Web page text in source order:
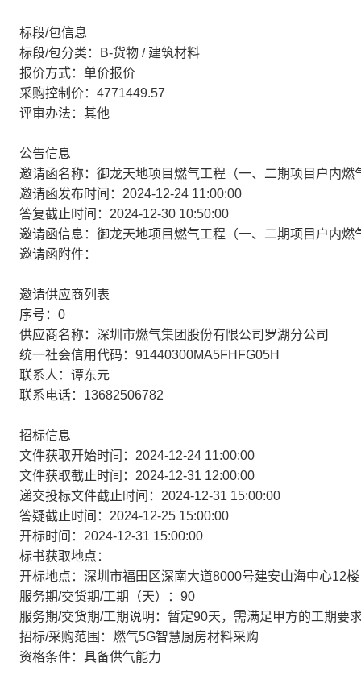
标段/包信息
标段/包分类：B-货物 / 建筑材料
报价方式：单价报价
采购控制价：4771449.57
评审办法：其他
公告信息
邀请函名称：御龙天地项目燃气工程（一、二期项目户内
邀请函发布时间：2024-12-24 11:00:00
答复截止时间：2024-12-30 10:50:00
邀请函信息：御龙天地项目燃气工程（一、二期项目户内燃
邀请函附件：
邀请供应商列表
序号：0
供应商名称：深圳市燃气集团股份有限公司罗湖分公司
统一社会信用代码：91440300MA5FHFG05H
联系人：谭东元
联系电话：13682506782
招标信息
文件获取开始时间：2024-12-24 11:00:00
文件获取截止时间：2024-12-31 12:00:00
递交投标文件截止时间：2024-12-31 15:00:00
答疑截止时间：2024-12-25 15:00:00
开标时间：2024-12-31 15:00:00
标书获取地点：
开标地点：深圳市福田区深南大道8000号建安山海中心12楼
服务期/交货期/工期（天）：90
服务期/交货期/工期说明：暂定90天，需满足甲方的工期要
招标/采购范围：燃气5G智慧厨房材料采购
资格条件：具备供气能力